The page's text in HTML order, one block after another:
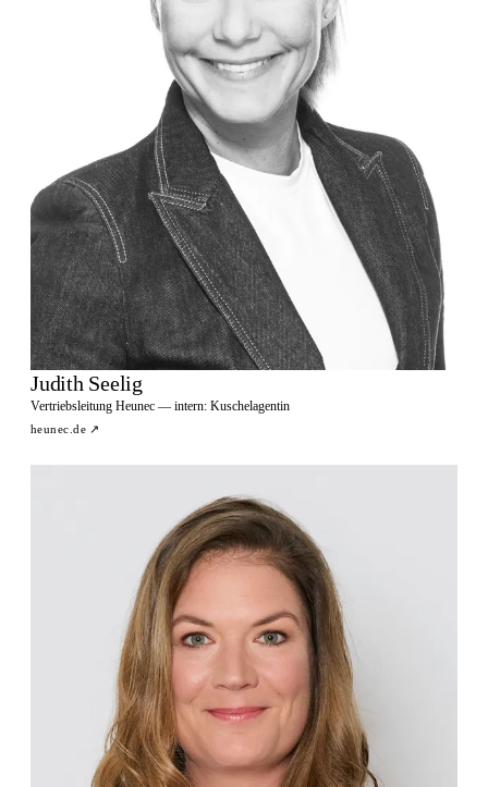
Judith Seelig
Vertriebsleitung Heunec — intern: Kuschelagentin
heunec.de ↗